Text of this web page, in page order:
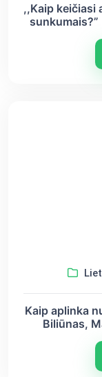
,,Kaip keičiasi
Kaip aplinka
Biliūnas,